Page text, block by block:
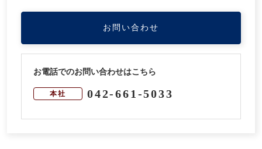
お問い合わせ
お電話でのお問い合わせはこちら
本社 042-661-5033